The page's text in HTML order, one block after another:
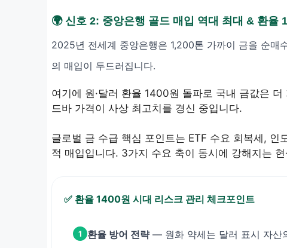
🌍 신호 2: 중앙은행 골드 매입 역대 최대 & 환율
2025년 전세계 중앙은행은 1,200톤 가까이 금을 순매
의 매입이 두드러집니다.
여기에 원·달러 환율 1400원 돌파로 국내 금값은
드바 가격이 사상 최고치를 경신 중입니다.
글로벌 금 수급 핵심 포인트는 ETF 수요 회복세, 인
적 매입입니다. 3가지 수요 축이 동시에 강해지는
✅ 환율 1400원 시대 리스크 관리 체크포인트
1 환율 방어 전략— 원화 약세는 달러 표시 자산